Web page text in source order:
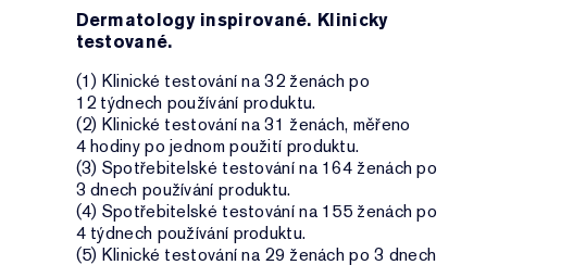
Dermatology inspirované. Klinicky
testované.
(1) Klinické testování na 32 ženách po
12 týdnech používání produktu.
(2) Klinické testování na 31 ženách, měřeno
4 hodiny po jednom použití produktu.
(3) Spotřebitelské testování na 164 ženách po
3 dnech používání produktu.
(4) Spotřebitelské testování na 155 ženách po
4 týdnech používání produktu.
(5) Klinické testování na 29 ženách po 3 dnech